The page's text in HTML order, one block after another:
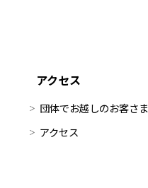
アクセス
団体でお越しのお客さま
アクセス